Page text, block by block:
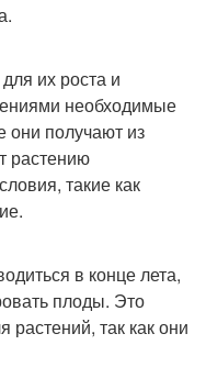
их роста и
необходимые
они получают из
растению
такие как
в конце лета,
плоды. Это
растений, так как они